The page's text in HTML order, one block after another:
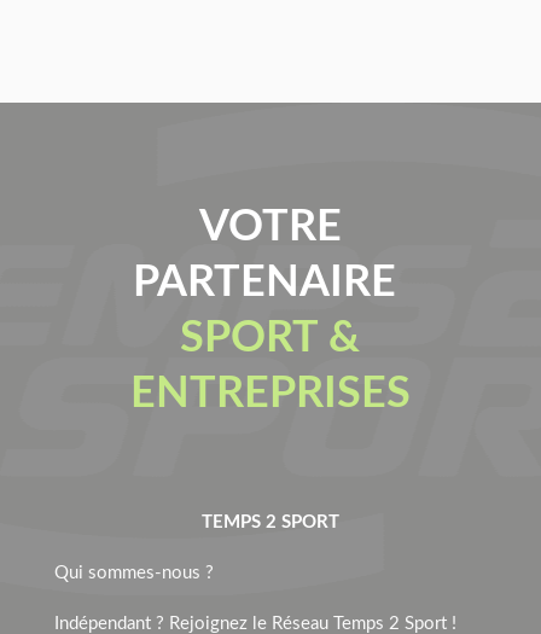
VOTRE
PARTENAIRE
SPORT &
ENTREPRISES
TEMPS 2 SPORT
Qui sommes-nous ?
Indépendant ? Rejoignez le Réseau Temps 2 Sport !